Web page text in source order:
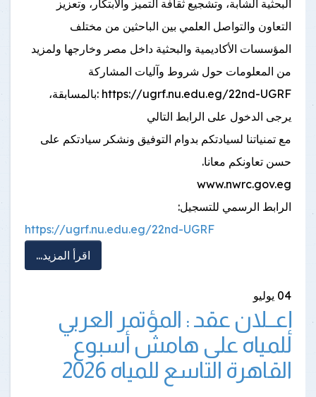
البحثية الشابة، وتشجيع ثقافة التميز والابتكار، وتعزيز
التعاون والتواصل العلمي بين الباحثين من مختلف
المؤسسات الأكاديمية والبحثية داخل مصر وخارجها ولمزيد
من المعلومات حول شروط وآليات المشاركة
https://ugrf.nu.edu.eg/22nd-UGRF :بالمسابقة،
يرجى الدخول على الرابط التالي
مع تمنياتنا لسيادتكم بدوام التوفيق ونشكر سيادتكم على
حسن تعاونكم معانا.
www.nwrc.gov.eg
الرابط الرسمي للتسجيل:
https://ugrf.nu.edu.eg/22nd-UGRF
اقرأ المزيد...
04 يوليو
إعــلان عقد : المؤتمر العربي
للمياه على هامش أسبوع
القاهرة التاسع للمياه 2026